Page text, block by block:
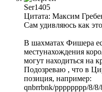
Ser1405
Цитата: Максим
Сам удивляюсь как
В шахматах Фишера
местунахождения
могут находиться на
Подозреваю , что в
позиция, например:
qnbrrbnk/pppppppp/8/